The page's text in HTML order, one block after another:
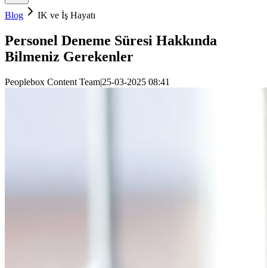
Blog IK ve İş Hayatı
Personel Deneme Süresi Hakkında
Bilmeniz Gerekenler
Peoplebox Content Team|25-03-2025 08:41